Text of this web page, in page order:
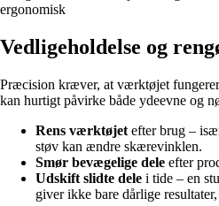
ergonomisk
Vedligeholdelse og
Præcision kræver, at værktøjet
kan hurtigt påvirke både ydeevne og
Rens værktøjet efter brug –
støv kan ændre skærevinklen.
Smør bevægelige dele efter
Udskift slidte dele i tide – en
giver ikke bare dårlige